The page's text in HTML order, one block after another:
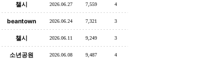
챌시 2026.06.27 7,559 4
beantown 2026.06.24 7,321 3
챌시 2026.06.11 9,249 3
소년공원 2026.06.08 9,487 4